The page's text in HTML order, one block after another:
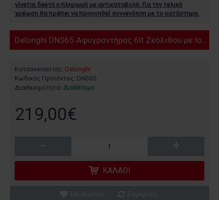
γίνεται δεκτή η πληρωμή με αντικαταβολή. Για την τελική
χρέωση θα πρέπει να προηγηθεί συννενόηση με το κατάστημα.
Delonghi DNS65 Αφυγραντήρας 6lt Ζεόλιθου με Ιονιστή
Κατασκευαστής: Delonghi
Κωδικός Προϊόντος: DNS65
Διαθεσιμότητα: Διαθέσιμο
219,00€
ΚΑΛΆΘΙ